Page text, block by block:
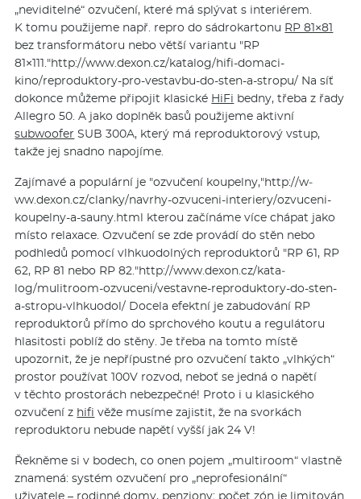
„neviditelné“ ozvučení, které má splývat s interiérem.
K tomu použijeme např. repro do sádrokartonu RP 81×81
bez transformátoru nebo větší variantu "RP
81×111."http://www­.dexon.cz/kata­log/hifi-domaci-
kino/reproduktory-pro-vestavbu-do-sten-a-stropu/ Na síť
dokonce můžeme připojit klasické HiFi bedny, třeba z řady
Allegro 50. A jako doplněk basů použijeme aktivní
subwoofer SUB 300A, který má reproduktorový vstup,
takže jej snadno napojíme.
Zajímavé a populární je "ozvučení koupelny,"http://w­
ww.dexon.cz/clan­ky/navrhy-ozvuceni-interiery/ozvuceni-
koupelny-a-sauny.html kterou začínáme více chápat jako
místo relaxace. Ozvučení se zde provádí do stěn nebo
podhledů pomocí vlhkuodolných reproduktorů "RP 61, RP
62, RP 81 nebo RP 82."http://www­.dexon.cz/kata­
log/mulitroom-ozvuceni/vestavne-reproduktory-do-sten-
a-stropu-vlhkuodol/ Docela efektní je zabudování RP
reproduktorů přímo do sprchového koutu a regulátoru
hlasitosti poblíž do stěny. Je třeba na tomto místě
upozornit, že je nepřípustné pro ozvučení takto „vlhkých“
prostor používat 100V rozvod, neboť se jedná o napětí
v těchto prostorách nebezpečné! Proto i u klasického
ozvučení z hifi věže musíme zajistit, že na svorkách
reproduktoru nebude napětí vyšší jak 24 V!
Řekněme si v bodech, co onen pojem „multiroom“ vlastně
znamená: systém ozvučení pro „neprofesionální“
uživatele – rodinné domy, penziony; počet zón je limitován